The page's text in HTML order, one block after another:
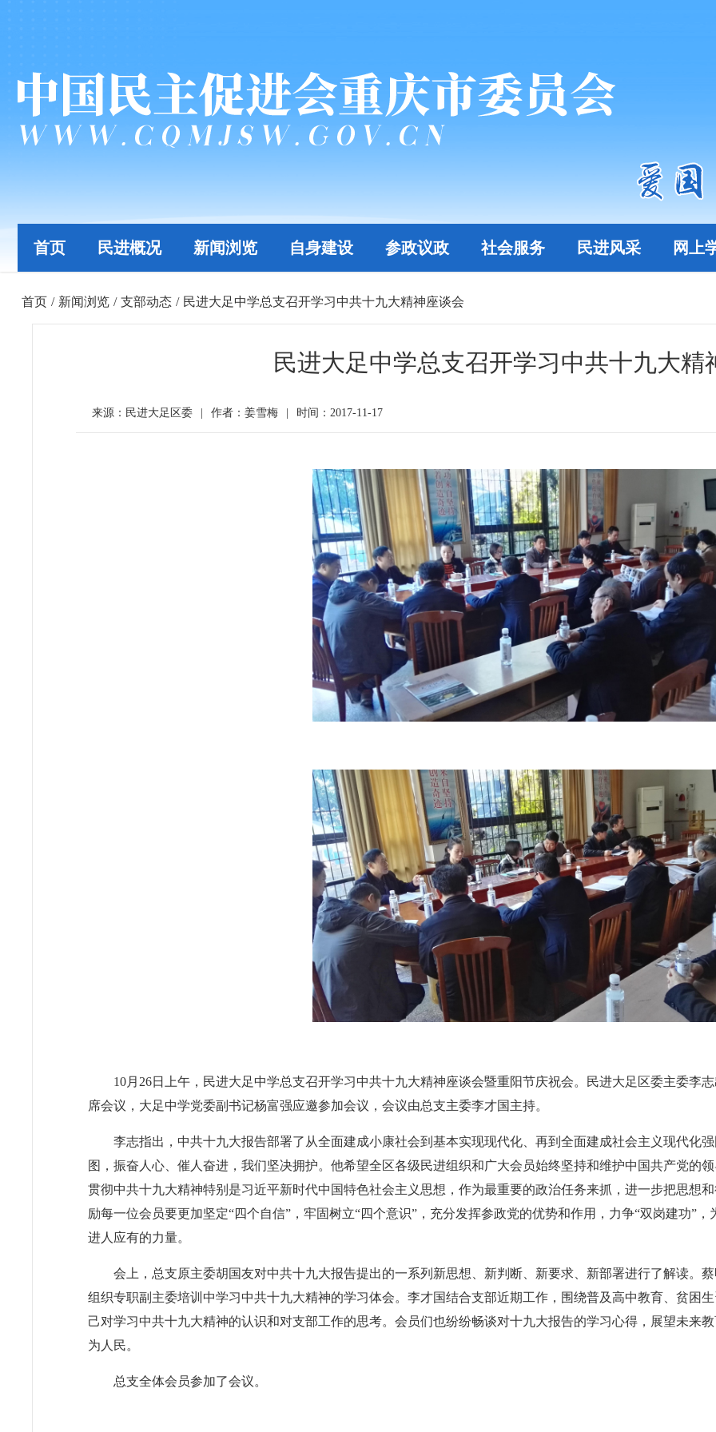
首页 民进概况 新闻浏览 自身建设 参政议政 社会服务 民进风采 网上
首页 / 新闻浏览 / 支部动态 / 民进大足中学总支召开学习中共十九大精神座谈会
民进大足中学总支召开学习中共十九大精
来源：民进大足区委 作者：姜雪梅 时间：2017-11-17
10月26日上午，民进大足中学总支召开学习中共十九大精神座谈会暨重阳节庆祝会。民进大足区委主委李
席会议，大足中学党委副书记杨富强应邀参加会议，会议由总支主委李才国主持。
李志指出，中共十九大报告部署了从全面建成小康社会到基本实现现代化、再到全面建成社会主义现代化
图，振奋人心、催人奋进，我们坚决拥护。他希望全区各级民进组织和广大会员始终坚持和维护中国共产党的
贯彻中共十九大精神特别是习近平新时代中国特色社会主义思想，作为最重要的政治任务来抓，进一步把思想
励每一位会员要更加坚定“四个自信”，牢固树立“四个意识”，充分发挥参政党的优势和作用，力争“双岗建功”
进人应有的力量。
会上，总支原主委胡国友对中共十九大报告提出的一系列新思想、新判断、新要求、新部署进行了解读。
组织专职副主委培训中学习中共十九大精神的学习体会。李才国结合支部近期工作，围绕普及高中教育、贫困
己对学习中共十九大精神的认识和对支部工作的思考。会员们也纷纷畅谈对十九大报告的学习心得，展望未来
为人民。
总支全体会员参加了会议。